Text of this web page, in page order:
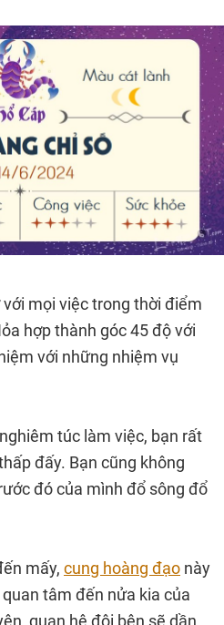
mọi việc trong thời điểm
hợp thành góc 45 độ với
với những nhiệm vụ
túc làm việc, bạn rất
đấy. Bạn cũng không
đó của mình đổ sông đổ
mấy, cung hoàng đạo này
tâm đến nửa kia của
quan hệ đôi bên sẽ dần